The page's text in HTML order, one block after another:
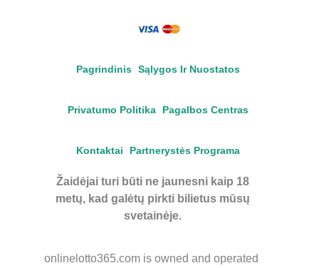
Pagrindinis Sąlygos Ir Nuostatos
Privatumo Politika Pagalbos Centras
Kontaktai Partnerystės Programa
Žaidėjai turi būti ne jaunesni kaip 18
metų, kad galėtų pirkti bilietus mūsų
svetainėje.
onlinelotto365.com is owned and operated